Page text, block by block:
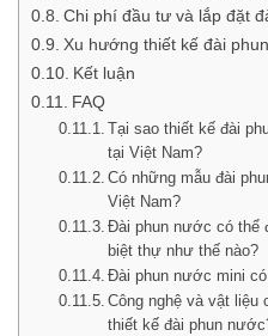
Chi phí đầu tư và lắp đặt
Xu hướng thiết kế đài
Kết luận
FAQ
Tại sao thiết kế đài
tại Việt Nam?
Có những mẫu đài
Việt Nam?
Đài phun nước có thể
biệt thự như thế nào?
Đài phun nước mini
Công nghệ và vật liệu
thiết kế đài phun